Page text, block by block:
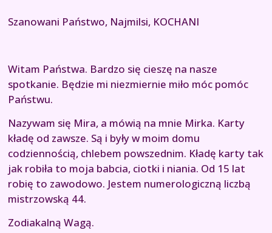
Szanowani Państwo, Najmilsi, KOCHANI
Witam Państwa. Bardzo się cieszę na nasze
spotkanie. Będzie mi niezmiernie miło móc pomóc
Państwu.
Nazywam się Mira, a mówią na mnie Mirka. Karty
kładę od zawsze. Są i były w moim domu
codziennością, chlebem powszednim. Kładę karty tak
jak robiła to moja babcia, ciotki i niania. Od 15 lat
robię to zawodowo. Jestem numerologiczną liczbą
mistrzowską 44.
Zodiakalną Wagą.